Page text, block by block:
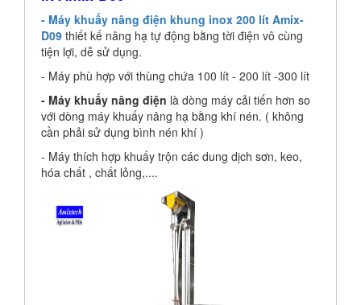
- Máy khuấy nâng điện khung inox 200 lít Amix-
D09 thiết kế nâng hạ tự động bằng tời điện vô cùng
tiện lợi, dễ sử dụng.
- Máy phù hợp với thùng chứa 100 lít - 200 lít -300 lít
- Máy khuấy nâng điện là dòng máy cải tiến hơn so
với dòng máy khuấy nâng hạ bằng khí nén. ( không
cần phải sử dụng bình nén khí )
- Máy thích hợp khuấy trộn các dung dịch sơn, keo,
hóa chất , chất lỏng,....